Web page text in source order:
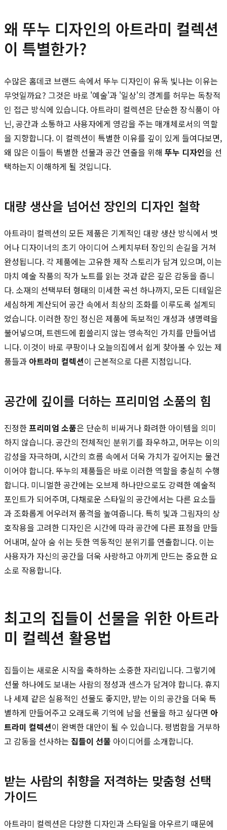
왜 뚜누 디자인의 아트라미 컬렉션
이 특별한가?
수많은 홈데코 브랜드 속에서 뚜누 디자인이 유독 빛나는 이유는
무엇일까요? 그것은 바로 '예술'과 '일상'의 경계를 허무는 독창적
인 접근 방식에 있습니다. 아트라미 컬렉션은 단순한 장식품이 아
닌, 공간과 소통하고 사용자에게 영감을 주는 매개체로서의 역할
을 지향합니다. 이 컬렉션이 특별한 이유를 깊이 있게 들여다보면,
왜 많은 이들이 특별한 선물과 공간 연출을 위해 뚜누 디자인을 선
택하는지 이해하게 될 것입니다.
대량 생산을 넘어선 장인의 디자인 철학
아트라미 컬렉션의 모든 제품은 기계적인 대량 생산 방식에서 벗
어나 디자이너의 초기 아이디어 스케치부터 장인의 손길을 거쳐
완성됩니다. 각 제품에는 고유한 제작 스토리가 담겨 있으며, 이는
마치 예술 작품의 작가 노트를 읽는 것과 같은 깊은 감동을 줍니
다. 소재의 선택부터 형태의 미세한 곡선 하나까지, 모든 디테일은
세심하게 계산되어 공간 속에서 최상의 조화를 이루도록 설계되
었습니다. 이러한 장인 정신은 제품에 독보적인 개성과 생명력을
불어넣으며, 트렌드에 휩쓸리지 않는 영속적인 가치를 만들어냅
니다. 이것이 바로 쿠팡이나 오늘의집에서 쉽게 찾아볼 수 있는 제
품들과 아트라미 컬렉션이 근본적으로 다른 지점입니다.
공간에 깊이를 더하는 프리미엄 소품의 힘
진정한프리미엄 소품은 단순히 비싸거나 화려한 아이템을 의미
하지 않습니다. 공간의 전체적인 분위기를 좌우하고, 머무는 이의
감성을 자극하며, 시간의 흐름 속에서 더욱 가치가 깊어지는 물건
이어야 합니다. 뚜누의 제품들은 바로 이러한 역할을 충실히 수행
합니다. 미니멀한 공간에는 오브제 하나만으로도 강력한 예술적
포인트가 되어주며, 다채로운 스타일의 공간에서는 다른 요소들
과 조화롭게 어우러져 품격을 높여줍니다. 특히 빛과 그림자의 상
호작용을 고려한 디자인은 시간에 따라 공간에 다른 표정을 만들
어내며, 살아 숨 쉬는 듯한 역동적인 분위기를 연출합니다. 이는
사용자가 자신의 공간을 더욱 사랑하고 아끼게 만드는 중요한 요
소로 작용합니다.
최고의 집들이 선물을 위한 아트라
미 컬렉션 활용법
집들이는 새로운 시작을 축하하는 소중한 자리입니다. 그렇기에
선물 하나에도 보내는 사람의 정성과 센스가 담겨야 합니다. 휴지
나 세제 같은 실용적인 선물도 좋지만, 받는 이의 공간을 더욱 특
별하게 만들어주고 오래도록 기억에 남을 선물을 하고 싶다면 아
트라미 컬렉션이 완벽한 대안이 될 수 있습니다. 평범함을 거부하
고 감동을 선사하는 집들이 선물 아이디어를 소개합니다.
받는 사람의 취향을 저격하는 맞춤형 선택
가이드
아트라미 컬렉션은 다양한 디자인과 스타일을 아우르기 때문에